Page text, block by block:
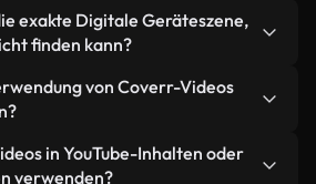
Jedes Video ist eindeutig
Sie immer wissen, was Sie
optimierten Versionen
schlanke, webfähige Formate,
die Qualität hoch, während
minimiert und
verbessert werden.
exakte Digitale Geräteszene,
finden kann?
erstellen Sie im
solches Video. Beschreiben Sie
– und das Studio generiert
von Coverr-Videos
ist nicht erforderlich. Alle
sind lizenzfrei
in YouTube-Inhalten oder
verwenden?